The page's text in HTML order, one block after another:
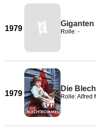
1979 Rolle: -
1979
Die
Rolle: Alfred